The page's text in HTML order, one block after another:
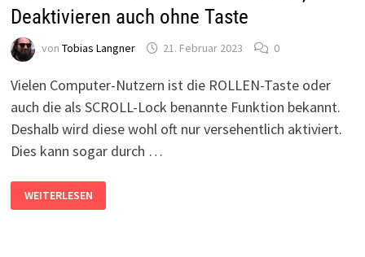
Deaktivieren auch ohne Taste
von Tobias Langner 21. Februar 2023 0
Vielen Computer-Nutzern ist die ROLLEN-Taste oder
auch die als SCROLL-Lock benannte Funktion bekannt.
Deshalb wird diese wohl oft nur versehentlich aktiviert.
Dies kann sogar durch …
ROLLEN-
TASTE
AUF
WEITERLESEN